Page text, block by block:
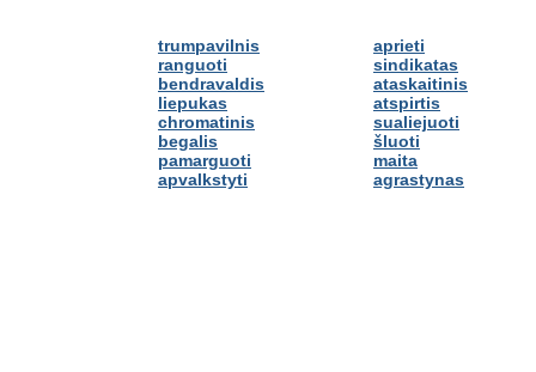
trumpavilnis
ranguoti
bendravaldis
liepukas
chromatinis
begalis
pamarguoti
apvalkstyti
aprieti
sindikatas
ataskaitinis
atspirtis
sualiejuoti
šluoti
maita
agrastynas